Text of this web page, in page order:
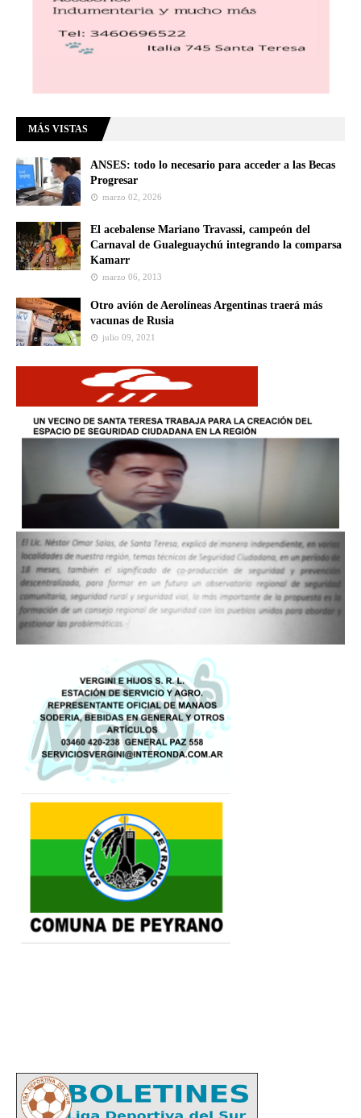
MÁS VISTAS
ANSES: todo lo necesario para acceder a las Becas
Progresar
marzo 02, 2026
El acebalense Mariano Travassi, campeón del
Carnaval de Gualeguaychú integrando la comparsa
Kamarr
marzo 06, 2013
Otro avión de Aerolíneas Argentinas traerá más
vacunas de Rusia
julio 09, 2021